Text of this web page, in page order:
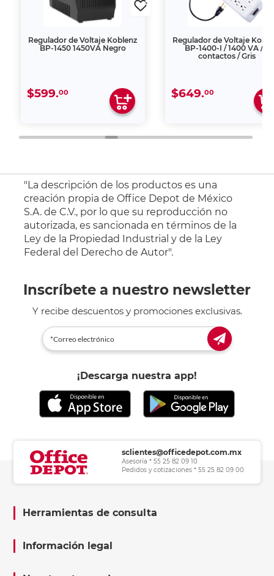
Regulador de Voltaje Koblenz
BP-1450 1450VA Negro
$599.00
Regulador de Voltaje
BP-1400-I / 1400 VA / 8
contactos / Gris
$649.00
"La descripción de los productos es una
creación propia de Office Depot de México
S.A. de C.V., por lo que su reproducción no
autorizada, es sancionada en términos de la
Ley de la Propiedad Industrial y de la Ley
Federal del Derecho de Autor".
Inscríbete a nuestro newsletter
Y recibe descuentos y promociones exclusivas.
¡Descarga nuestra app!
sclientes@officedepot.com.mx
Asesoría * 55 25 82 09 10
Pedidos y cotizaciones * 55 25 82 09 00
Herramientas de consulta
Información legal